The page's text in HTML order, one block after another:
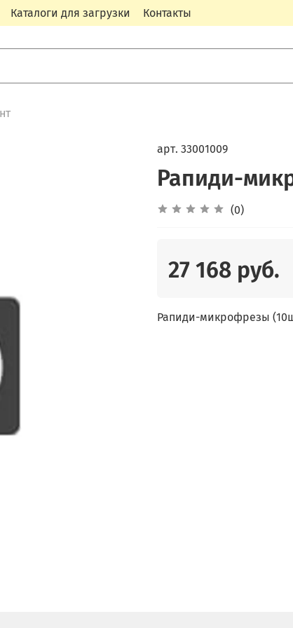
Каталоги для загрузки Контакты
арт. 33001009
Рапиди-
(0)
27 168 руб.
Рапиди-микрофрезы